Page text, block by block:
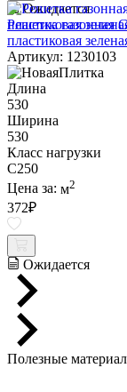
Ожидается
Решетка газонная
пластиковая
Артикул: 1230103
Длина
530
Ширина
530
Класс нагрузки
C250
Цена за: м2
372₽
Ожидается
Полезные